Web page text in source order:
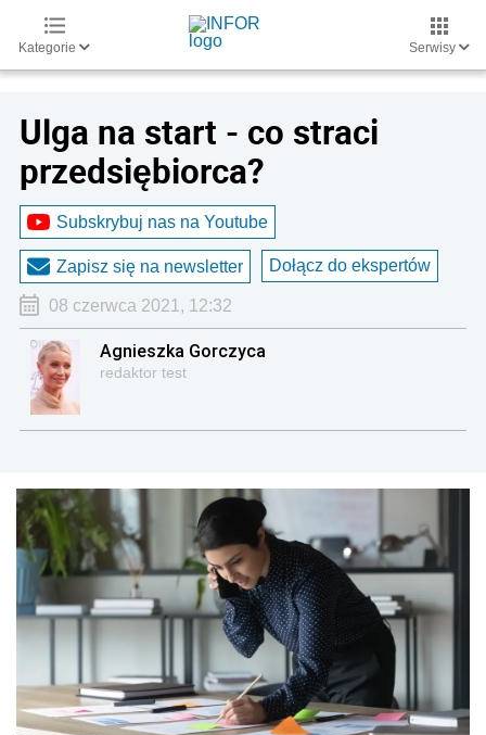
Kategorie Serwisy
Ulga na start - co straci
przedsiębiorca?
Subskrybuj nas na Youtube
Zapisz się na newsletter Dołącz do ekspertów
08 czerwca 2021, 12:32
Agnieszka Gorczyca
redaktor test